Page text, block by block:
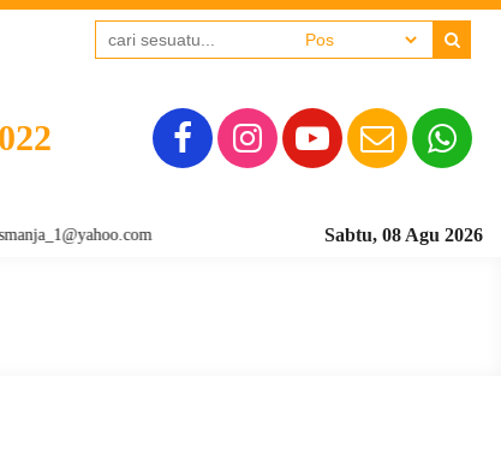
Sabtu, 08 Agu 2026